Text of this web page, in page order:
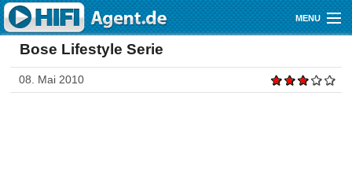
Direkt zum Inhalt
MENU
Gutscheine
Audio
Bose Lifestyle Serie
08. Mai 2010